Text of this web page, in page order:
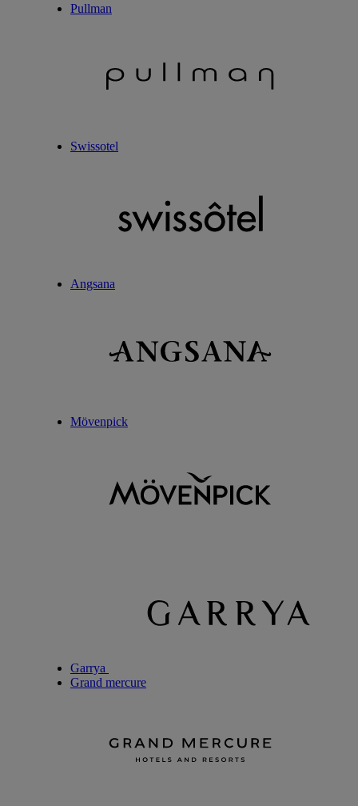
Pullman
Swissotel
Angsana
Mövenpick
Garrya
Grand mercure